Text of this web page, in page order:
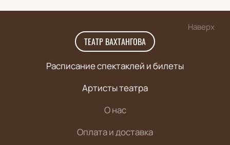
Наверх
ТЕАТР ВАХТАНГОВА
Расписание спектаклей и билеты
Артисты театра
О нас
Оплата и доставка